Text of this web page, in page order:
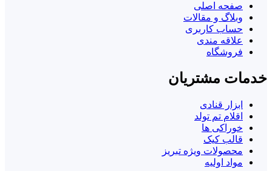
صفحه اصلی
وبلاگ و مقالات
حساب کاربری
علاقه مندی
فروشگاه
خدمات مشتریان
ابزار قنادی
اقلام تم تولد
خوراکی ها
قالب کیک
محصولات ویژه تبریز
مواد اولیه